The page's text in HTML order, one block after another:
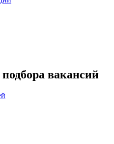
вакансий